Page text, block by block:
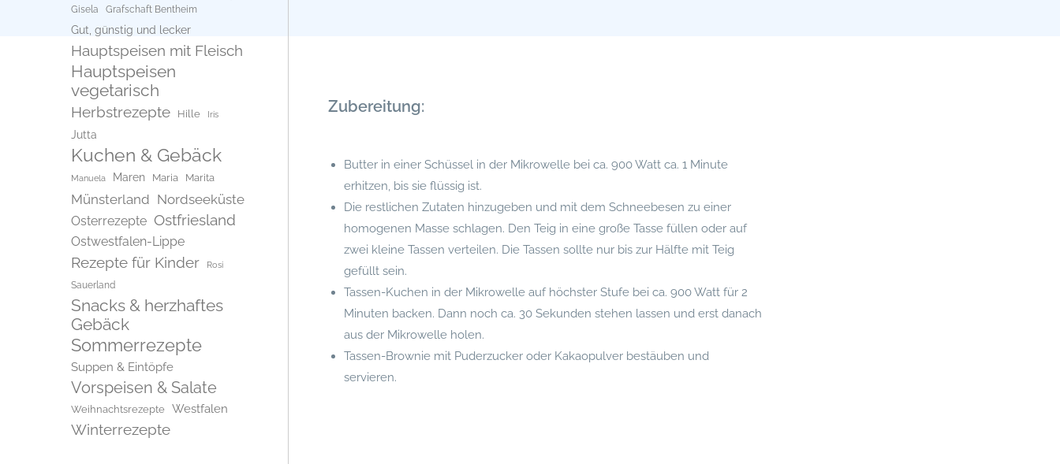
Zubereitung:
Butter in einer Schüssel in der Mikrowelle bei ca. 900 Watt ca. 1 Minute
erhitzen, bis sie flüssig ist.
Die restlichen Zutaten hinzugeben und mit dem Schneebesen zu einer
homogenen Masse schlagen. Den Teig in eine große Tasse füllen oder auf
zwei kleine Tassen verteilen. Die Tassen sollte nur bis zur Hälfte mit Teig
gefüllt sein.
Tassen-Kuchen in der Mikrowelle auf höchster Stufe bei ca. 900 Watt für 2
Minuten backen. Dann noch ca. 30 Sekunden stehen lassen und erst danach
aus der Mikrowelle holen.
Tassen-Brownie mit Puderzucker oder Kakaopulver bestäuben und
servieren.
Gisela Grafschaft Bentheim
Gut, günstig und lecker
Hauptspeisen mit Fleisch
Hauptspeisen
vegetarisch
Herbstrezepte Hille Iris
Jutta
Kuchen & Gebäck
Manuela Maren Maria Marita
Münsterland Nordseeküste
Osterrezepte Ostfriesland
Ostwestfalen-Lippe
Rezepte für Kinder
Rosi
Sauerland
Snacks & herzhaftes
Gebäck
Sommerrezepte
Suppen & Eintöpfe
Vorspeisen & Salate
Weihnachtsrezepte Westfalen
Winterrezepte